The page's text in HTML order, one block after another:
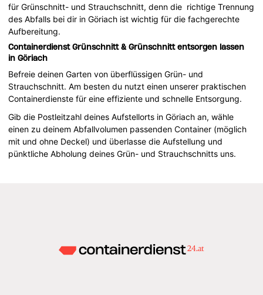
für Grünschnitt- und Strauchschnitt, denn die richtige Trennung
des Abfalls bei dir in Göriach ist wichtig für die fachgerechte
Aufbereitung.
Containerdienst Grünschnitt & Grünschnitt entsorgen lassen
in Göriach
Befreie deinen Garten von überflüssigen Grün- und
Strauchschnitt. Am besten du nutzt einen unserer praktischen
Containerdienste für eine effiziente und schnelle Entsorgung.
Gib die Postleitzahl deines Aufstellorts in Göriach an, wähle
einen zu deinem Abfallvolumen passenden Container (möglich
mit und ohne Deckel) und überlasse die Aufstellung und
pünktliche Abholung deines Grün- und Strauchschnitts uns.